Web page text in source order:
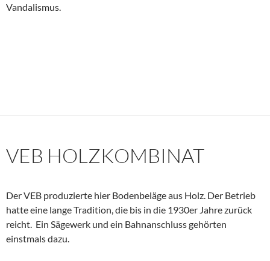
Vandalismus.
VEB HOLZKOMBINAT
Der VEB produzierte hier Bodenbeläge aus Holz. Der Betrieb
hatte eine lange Tradition, die bis in die 1930er Jahre zurück
reicht. Ein Sägewerk und ein Bahnanschluss gehörten
einstmals dazu.